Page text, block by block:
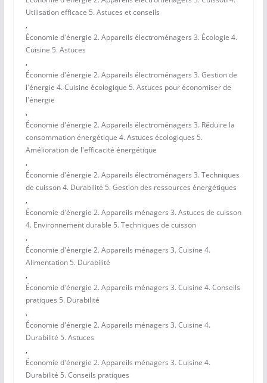
Utilisation efficace 5. Astuces et conseils
,
Économie d'énergie 2. Appareils électroménagers 3. Écologie 4.
Cuisine 5. Astuces
,
Économie d'énergie 2. Appareils électroménagers 3. Gestion de
l'énergie 4. Cuisine écologique 5. Astuces pour économiser de
l'énergie
,
Économie d'énergie 2. Appareils électroménagers 3. Réduire la
consommation énergétique 4. Astuces écologiques 5.
Amélioration de l'efficacité énergétique
,
Économie d'énergie 2. Appareils électroménagers 3. Techniques
de cuisson 4. Durabilité 5. Gestion des ressources énergétiques
,
Économie d'énergie 2. Appareils ménagers 3. Astuces de cuisson
4. Environnement durable 5. Techniques de cuisson
,
Économie d'énergie 2. Appareils ménagers 3. Cuisine 4.
Alimentation 5. Durabilité
,
Économie d'énergie 2. Appareils ménagers 3. Cuisine 4. Conseils
pratiques 5. Durabilité
,
Économie d'énergie 2. Appareils ménagers 3. Cuisine 4.
Durabilité 5. Astuces
,
Économie d'énergie 2. Appareils ménagers 3. Cuisine 4.
Durabilité 5. Conseils pratiques